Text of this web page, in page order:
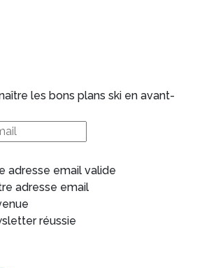
les bons plans ski en avant-
adresse email valide
adresse email
réussie